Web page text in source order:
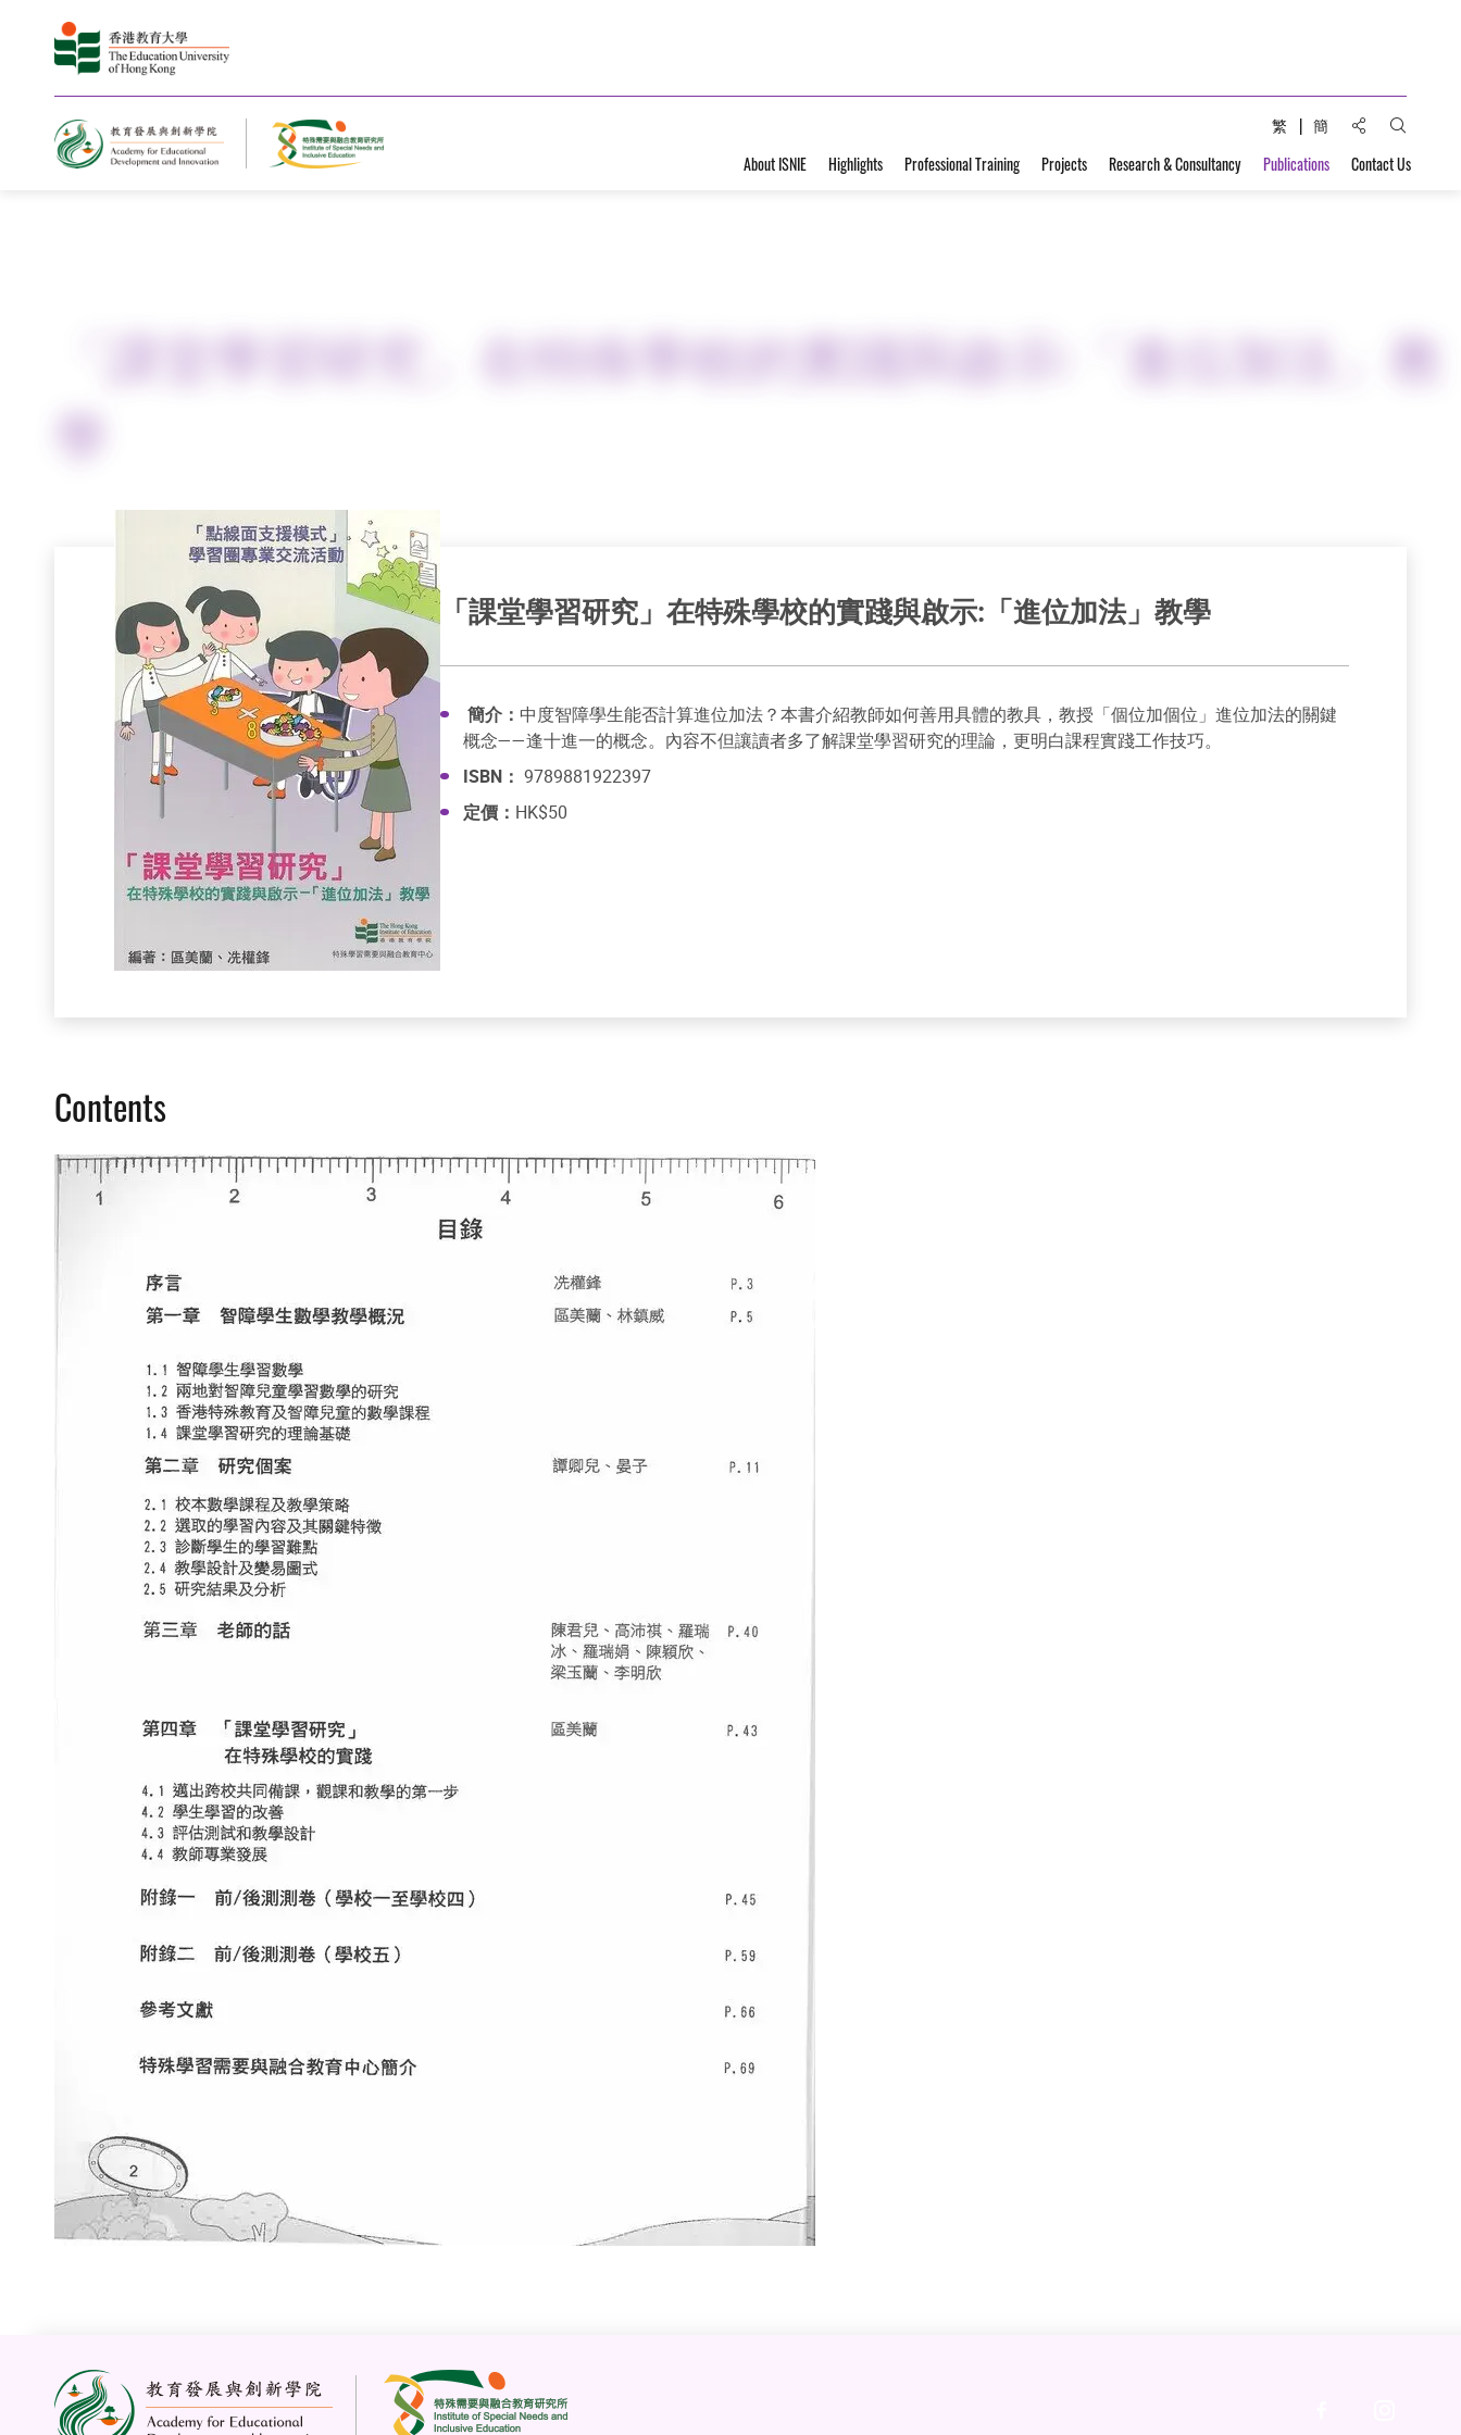
繁 簡 Share to:Open
About ISNIE Highlights Professional Training Projects Research & Consultancy Publications Contact Us
「課堂學習研究」在特殊學校的實踐與啟示:「進位加法」教
學
「課堂學習研究」在特殊學校的實踐與啟示:「進位加法」教學
簡介： 中度智障學生能否計算進位加法？本書介紹教師如何善用具體的教具，教授「個位加個位」進位加法的關鍵
概念——逢十進一的概念。內容不但讓讀者多了解課堂學習研究的理論，更明白課程實踐工作技巧。
ISBN：9789881922397
定價： HK$50
Contents